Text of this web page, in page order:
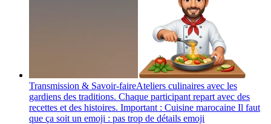
Transmission & Savoir-faireAteliers culinaires avec les
gardiens des traditions. Chaque participant repart avec des
recettes et des histoires. Important : Cuisine marocaine Il faut
que ça soit un emoji : pas trop de détails emoji